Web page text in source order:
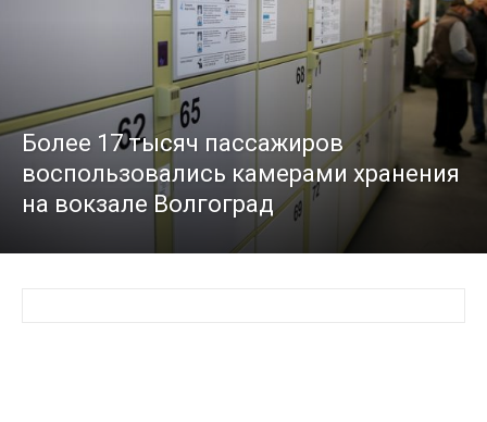
Более 17 тысяч пассажиров
воспользовались камерами хранения
на вокзале Волгоград